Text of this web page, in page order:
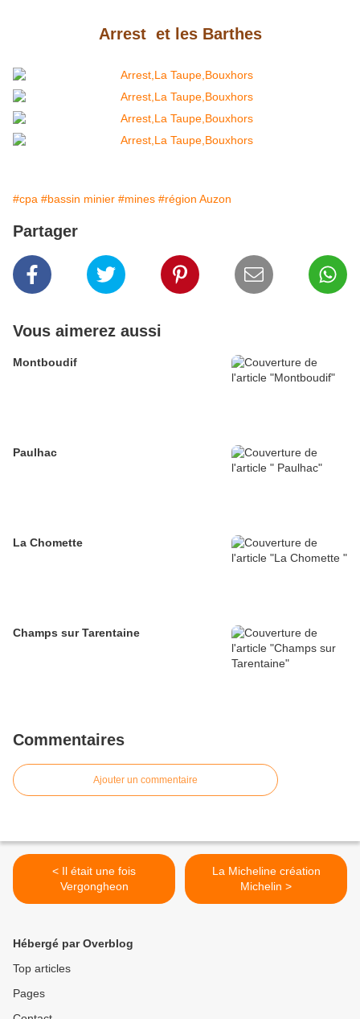
Arrest et les Barthes
#cpa #bassin minier #mines #région Auzon
Partager
Vous aimerez aussi
Montboudif
Paulhac
La Chomette
Champs sur Tarentaine
Commentaires
Ajouter un commentaire
< Il était une fois
Vergongheon
La Micheline création
Michelin >
Hébergé par Overblog
Top articles
Pages